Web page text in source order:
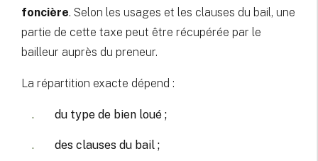
foncière. Selon les usages et les clauses du bail, une
partie de cette taxe peut être récupérée par le
bailleur auprès du preneur.
La répartition exacte dépend :
du type de bien loué ;
des clauses du bail ;